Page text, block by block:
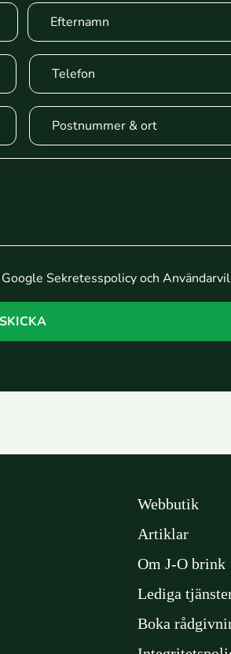
Efternamn
Sekretesspolicyoch
Webbutik
Artiklar
Om J-O brink
Lediga
Boka